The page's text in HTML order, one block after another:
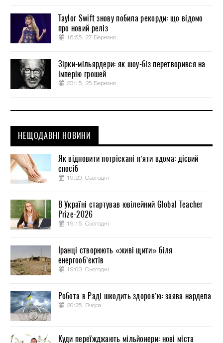
Taylor Swift знову побила рекорди: що відомо
про новий реліз
16:55, 27 Березня
Зірки-мільярдери: як шоу-біз перетворився на
імперію грошей
23:15, 25 Березня
НЕЩОДАВНІ НОВИНИ
Як відновити потріскані п’яти вдома: дієвий
спосіб
19:20, Сьогодні
В Україні стартував ювілейний Global Teacher
Prize-2026
19:15, Сьогодні
Іранці створюють «живі щити» біля
енергооб’єктів
19:00, Сьогодні
Робота в Раді шкодить здоров’ю: заява нардепа
20:25, Вчора
Куди переїжджають мільйонери: нові міста